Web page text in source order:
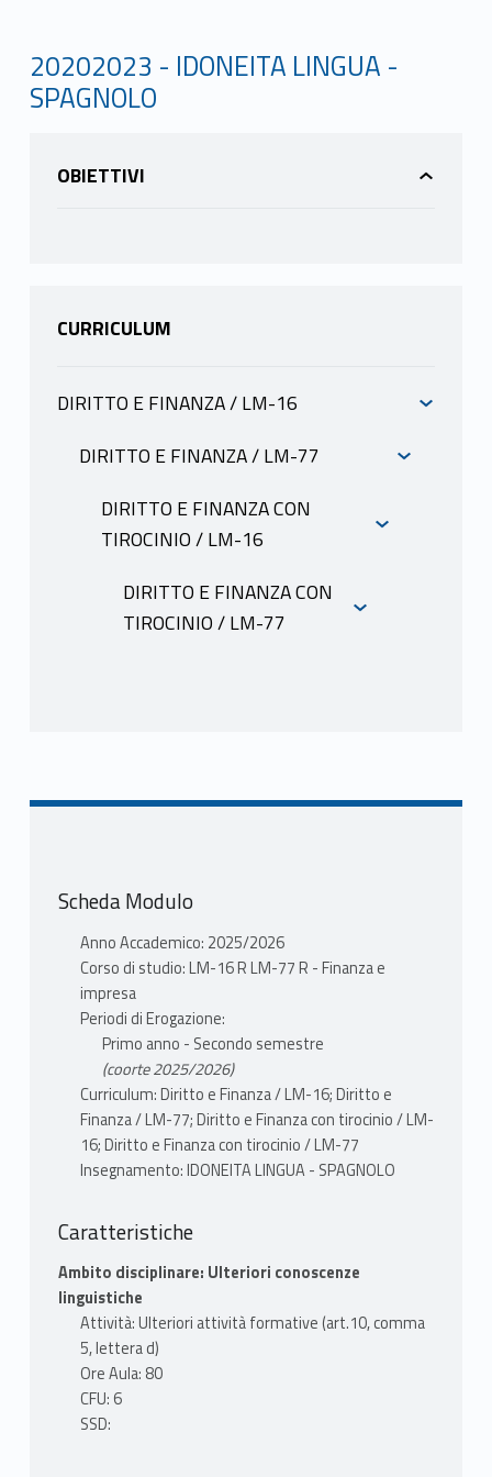
20202023 - IDONEITA LINGUA -
SPAGNOLO
OBIETTIVI
CURRICULUM
DIRITTO E FINANZA / LM-16
INFORMAZIONI
DIRITTO E FINANZA / LM-77
INFORMAZIONI
DIRITTO E FINANZA CON
TIROCINIO / LM-16
INFORMAZIONI
DIRITTO E FINANZA CON
TIROCINIO / LM-77
Scheda Modulo
Anno Accademico: 2025/2026
Corso di studio: LM-16 R LM-77 R - Finanza e
impresa
Periodi di Erogazione:
Primo anno - Secondo semestre
(coorte 2025/2026)
Curriculum: Diritto e Finanza / LM-16; Diritto e
Finanza / LM-77; Diritto e Finanza con tirocinio / LM-
16; Diritto e Finanza con tirocinio / LM-77
Insegnamento: IDONEITA LINGUA - SPAGNOLO
Caratteristiche
Ambito disciplinare: Ulteriori conoscenze
linguistiche
Attività: Ulteriori attività formative (art.10, comma
5, lettera d)
Ore Aula: 80
CFU: 6
SSD: